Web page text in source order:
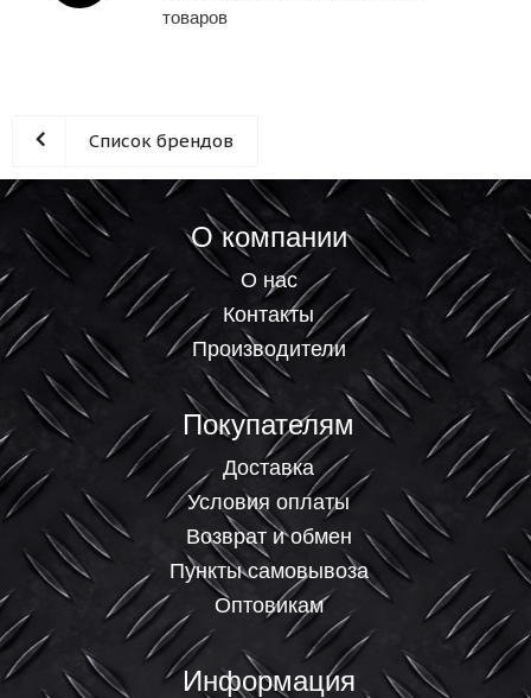
товаров
Список брендов
О компании
О нас
Контакты
Производители
Покупателям
Доставка
Условия оплаты
Возврат и обмен
Пункты самовывоза
Оптовикам
Информация